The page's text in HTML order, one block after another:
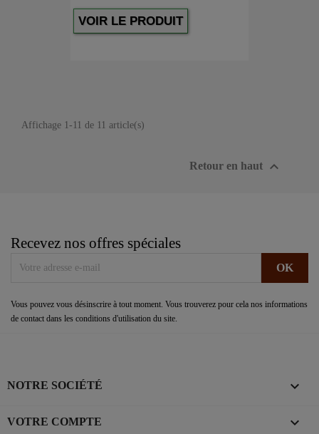
VOIR LE PRODUIT
Affichage 1-11 de 11 article(s)
Retour en haut 
Recevez nos offres spéciales
Vous pouvez vous désinscrire à tout moment. Vous trouverez pour cela nos informations
de contact dans les conditions d'utilisation du site.
NOTRE SOCIÉTÉ 
VOTRE COMPTE 